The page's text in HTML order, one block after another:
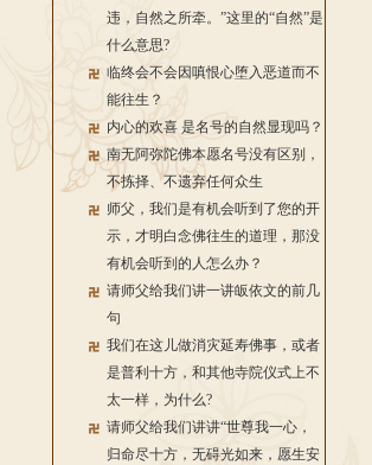
违，自然之所牵。”这里的“自然”是
什么意思?
临终会不会因嗔恨心堕入恶道而不
能往生？
内心的欢喜 是名号的自然显现吗？
南无阿弥陀佛本愿名号没有区别，
不拣择、不遗弃任何众生
师父，我们是有机会听到了您的开
示，才明白念佛往生的道理，那没
有机会听到的人怎么办？
请师父给我们讲一讲皈依文的前几
句
我们在这儿做消灾延寿佛事，或者
是普利十方，和其他寺院仪式上不
太一样，为什么?
请师父给我们讲讲“世尊我一心，
归命尽十方，无碍光如来，愿生安